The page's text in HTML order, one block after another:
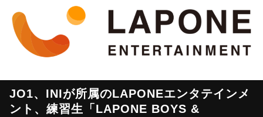
JO1、INIが所属のLAPONEエンタテインメ
ント、練習生「LAPONE BOYS &